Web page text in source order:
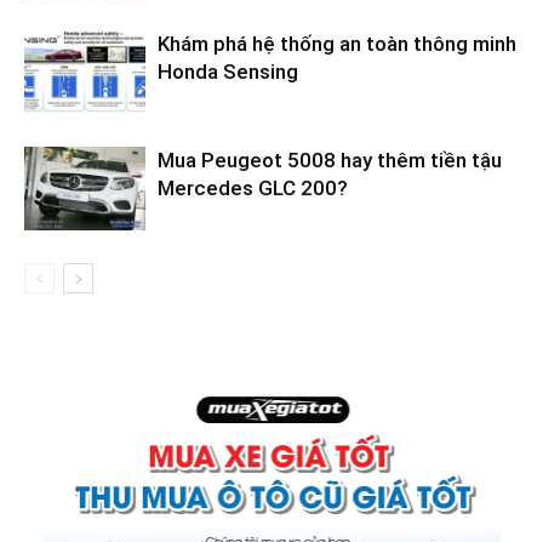
Khám phá hệ thống an toàn thông minh
Honda Sensing
Mua Peugeot 5008 hay thêm tiền tậu
Mercedes GLC 200?